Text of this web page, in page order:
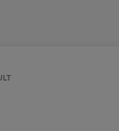
Utiq » en bas de